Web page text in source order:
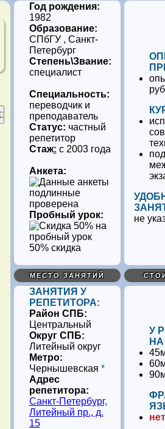
Год рождения:
1982
Образование:
СПбГУ , Санкт-
Петербург
Степень\Звание:
специалист
Специальность:
переводчик и
преподаватель
Статус: частный
репетитор
Стаж: с 2003 года
Анкета:
проверена
Пробный урок:
50% скидка
не
МЕСТО ЗАНЯТИЙ
ЗАНЯТИЯ У
РЕПЕТИТОРА:
Район СПБ:
Центральный
Округ СПБ:
Литейный округ
Метро:
Чернышевская *
Адрес
репетитора:
Санкт-Петербург,
Литейный пр., д.
15
У